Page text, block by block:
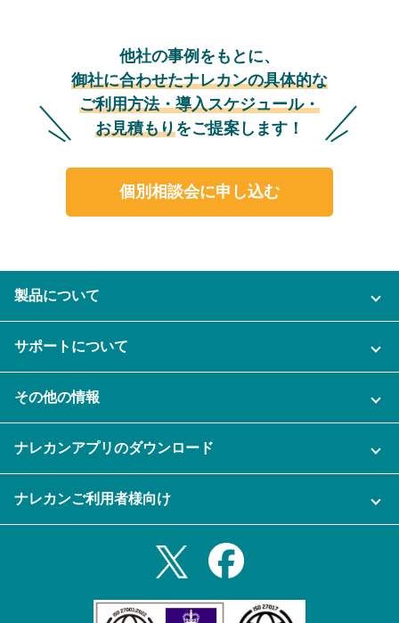
他社の事例をもとに、
御社に合わせたナレカンの具体的な
ご利用方法・導入スケジュール・
お見積もりをご提案します！
個別相談会に申し込む
製品について
ご利用企業様の声
セキュリティ
資料をダウンロードする
サポートについて
充実サポート
その他の情報
セミナー一覧
プライバシーポリシー
ナレカンアプリのダウンロード
ナレカンご利用者様向け